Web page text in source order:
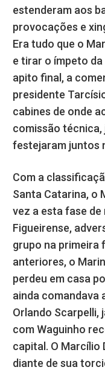
estenderam aos
provocações e
Era tudo que o
e tirar o ímpeto da
apito final, a
presidente
cabines de onde
comissão
festejaram juntos
Com a
Santa Catarina, o
vez a esta fase
Figueirense,
grupo na primeira
anteriores, o
perdeu em casa
ainda comandava
Orlando Scarpelli,
com Waguinho
capital. O Marcílio
diante de sua